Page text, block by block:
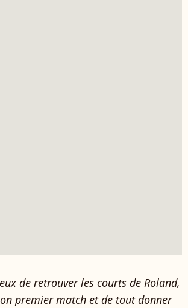
de retrouver les courts de Roland,
premier match et de tout donner